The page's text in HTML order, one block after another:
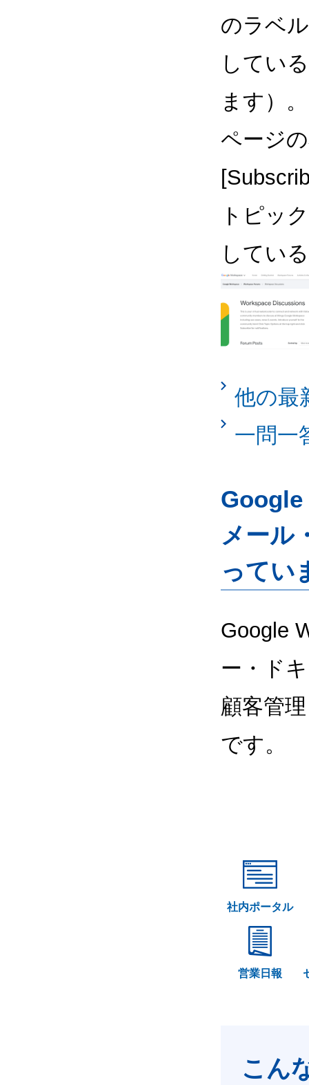
のラベ
してい
ます）。
ページ
トピッ
してい
他の最
一問一
Google
メール
ってい
Google
ー・ド
顧客管
です。
社内ポータル
営業日報
こん